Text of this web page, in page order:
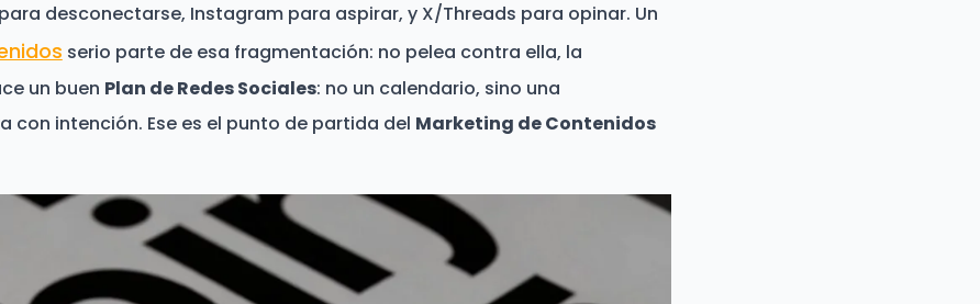
desconectarse, Instagram para aspirar, y X/Threads para opinar. Un
serio parte de esa fragmentación: no pelea contra ella, la
un buen Plan de Redes Sociales: no un calendario, sino una
con intención. Ese es el punto de partida del Marketing de Contenidos